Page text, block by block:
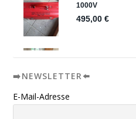
➡️NEWSLETTER⬅️
E-Mail-Adresse